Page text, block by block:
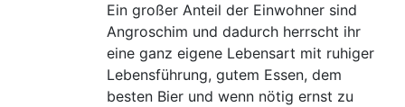
Ein großer Anteil der Einwohner sind
Angroschim und dadurch herrscht ihr
eine ganz eigene Lebensart mit ruhiger
Lebensführung, gutem Essen, dem
besten Bier und wenn nötig ernst zu